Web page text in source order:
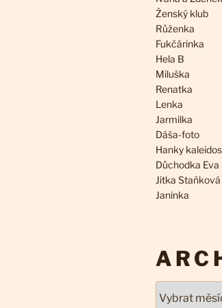
Ženský klub
Růženka
Fukčárinka
Hela B
Miluška
Renatka
Lenka
Jarmilka
Dáša-foto
Hanky
Důchodka Eva
Jitka Staňková
Janinka